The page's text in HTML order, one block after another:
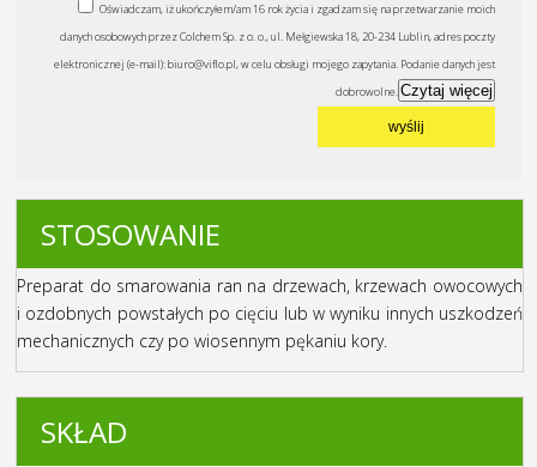
Oświadczam, iż ukończyłem/am 16 rok życia i zgadzam się na przetwarzanie moich
danych osobowych przez Colchem Sp. z o. o., ul. Mełgiewska 18, 20-234 Lublin, adres poczty
elektronicznej (e-mail): biuro@viflo.pl, w celu obsługi mojego zapytania. Podanie danych jest
dobrowolne.Czytaj więcej
STOSOWANIE
Preparat do smarowania ran na drzewach, krzewach owocowych
i ozdobnych powstałych po cięciu lub w wyniku innych uszkodzeń
mechanicznych czy po wiosennym pękaniu kory.
SKŁAD